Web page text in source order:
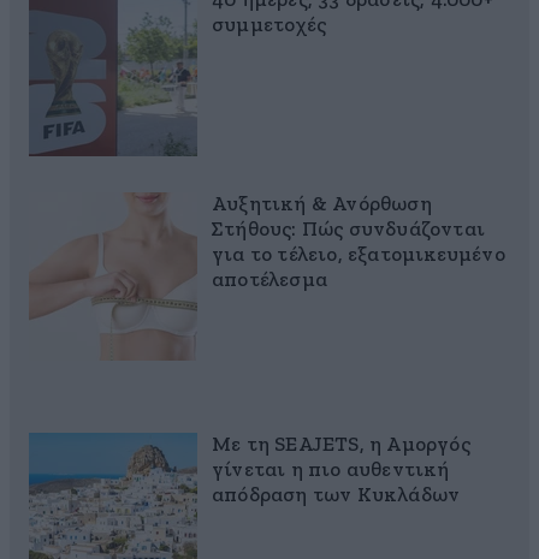
συμμετοχές
Αυξητική & Ανόρθωση
Στήθους: Πώς συνδυάζονται
για το τέλειο, εξατομικευμένο
αποτέλεσμα
Με τη SEAJETS, η Αμοργός
γίνεται η πιο αυθεντική
απόδραση των Κυκλάδων